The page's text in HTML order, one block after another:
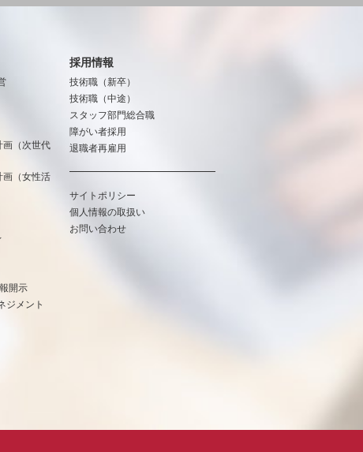
画（次世代
画（女性活
開示
ジメント
採用情報
技術職（新卒）
技術職（中途）
スタッフ部門総合職
障がい者採用
退職者再雇用
サイトポリシー
個人情報の取扱い
お問い合わせ